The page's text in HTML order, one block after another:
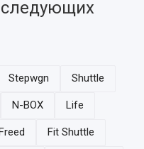
Stepwgn Shuttle
N-BOX Life
Fit Shuttle